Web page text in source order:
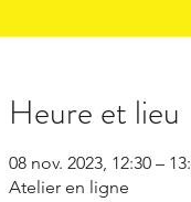
Heure et lieu
08 nov. 2023, 12:30 –
Atelier en ligne